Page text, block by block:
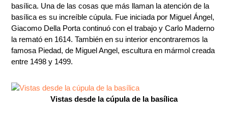
basílica. Una de las cosas que más llaman la atención de la
basílica es su increíble cúpula. Fue iniciada por Miguel Ángel,
Giacomo Della Porta continuó con el trabajo y Carlo Maderno
la remató en 1614. También en su interior encontraremos la
famosa Piedad, de Miguel Angel, escultura en mármol creada
entre 1498 y 1499.
Vistas desde la cúpula de la basílica